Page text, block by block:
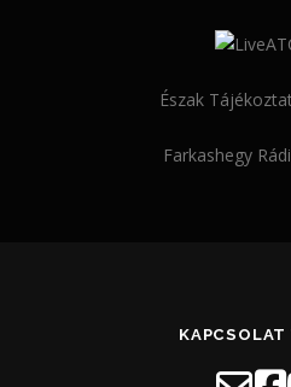
Észak
Farkashegy
KAPCSOLAT